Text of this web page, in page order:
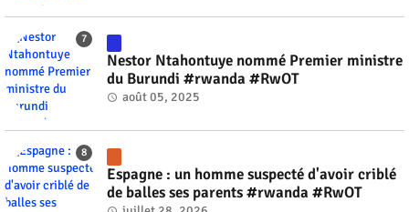
Nestor Ntahontuye nommé Premier ministre
du Burundi #rwanda #RwOT
août 05, 2025
Espagne : un homme suspecté d'avoir criblé
de balles ses parents #rwanda #RwOT